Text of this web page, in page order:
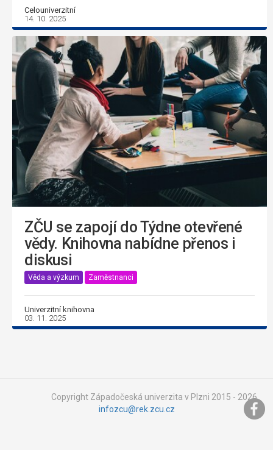
Celouniverzitní
14. 10. 2025
ZČU se zapojí do Týdne otevřené
vědy. Knihovna nabídne přenos i
diskusi
Věda a výzkum Zaměstnanci
Univerzitní knihovna
03. 11. 2025
Copyright Západočeská univerzita v Plzni 2015 - 2026,
infozcu@rek.zcu.cz